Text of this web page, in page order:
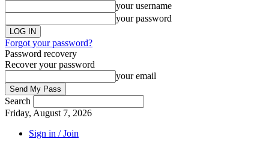
your username
your password
Forgot your password?
Password recovery
Recover your password
your email
Search
Friday, August 7, 2026
Sign in / Join